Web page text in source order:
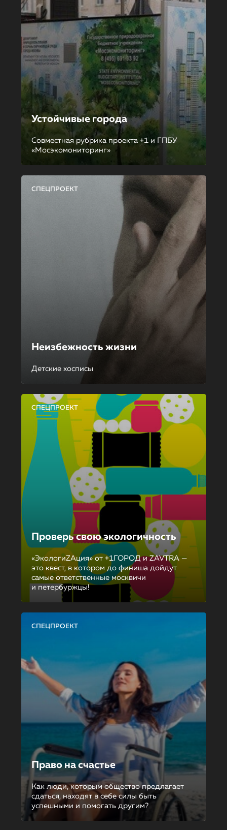
Устойчивые города
Совместная рубрика проекта +1 и ГПБУ
«Мосэкомониторинг»
СПЕЦПРОЕКТ
Неизбежность жизни
Детские хосписы
СПЕЦПРОЕКТ
Проверь свою экологичность
«ЭкологиZAция» от +1ГОРОД и ZAVTRA —
это квест, в котором до финиша дойдут
самые ответственные москвичи
и петербуржцы!
СПЕЦПРОЕКТ
Право на счастье
Как люди, которым общество предлагает
сдаться, находят в себе силы быть
успешными и помогать другим?